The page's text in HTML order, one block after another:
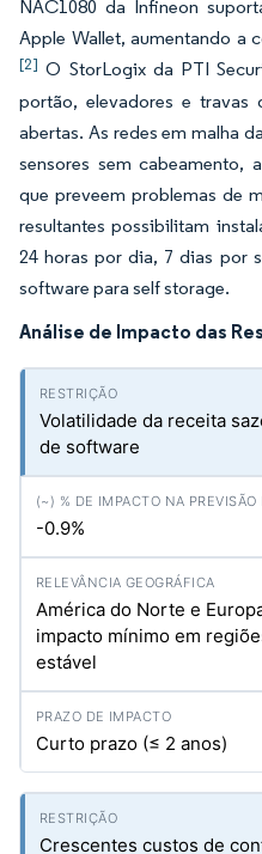
NAC1080 da Infineon
Apple Wallet, aumentando a
[2] O StorLogix da PTI
portão, elevadores e travas
abertas. As redes em malha
sensores sem cabeamento,
que preveem problemas de
resultantes possibilitam
24 horas por dia, 7 dias por
software para self storage.
Análise de Impacto das
Volatilidade da receita
de software
-0.9%
América do Norte e
impacto mínimo em
estável
Curto prazo (≤ 2 anos)
Crescentes custos de